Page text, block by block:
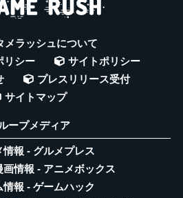
メラッシュについて
リシー
サイトポリシー
プレスリリース受付
サイトマップ
ープメディア
情報 - グルメプレス
画情報 - アニメボックス
情報 - ゲームハック